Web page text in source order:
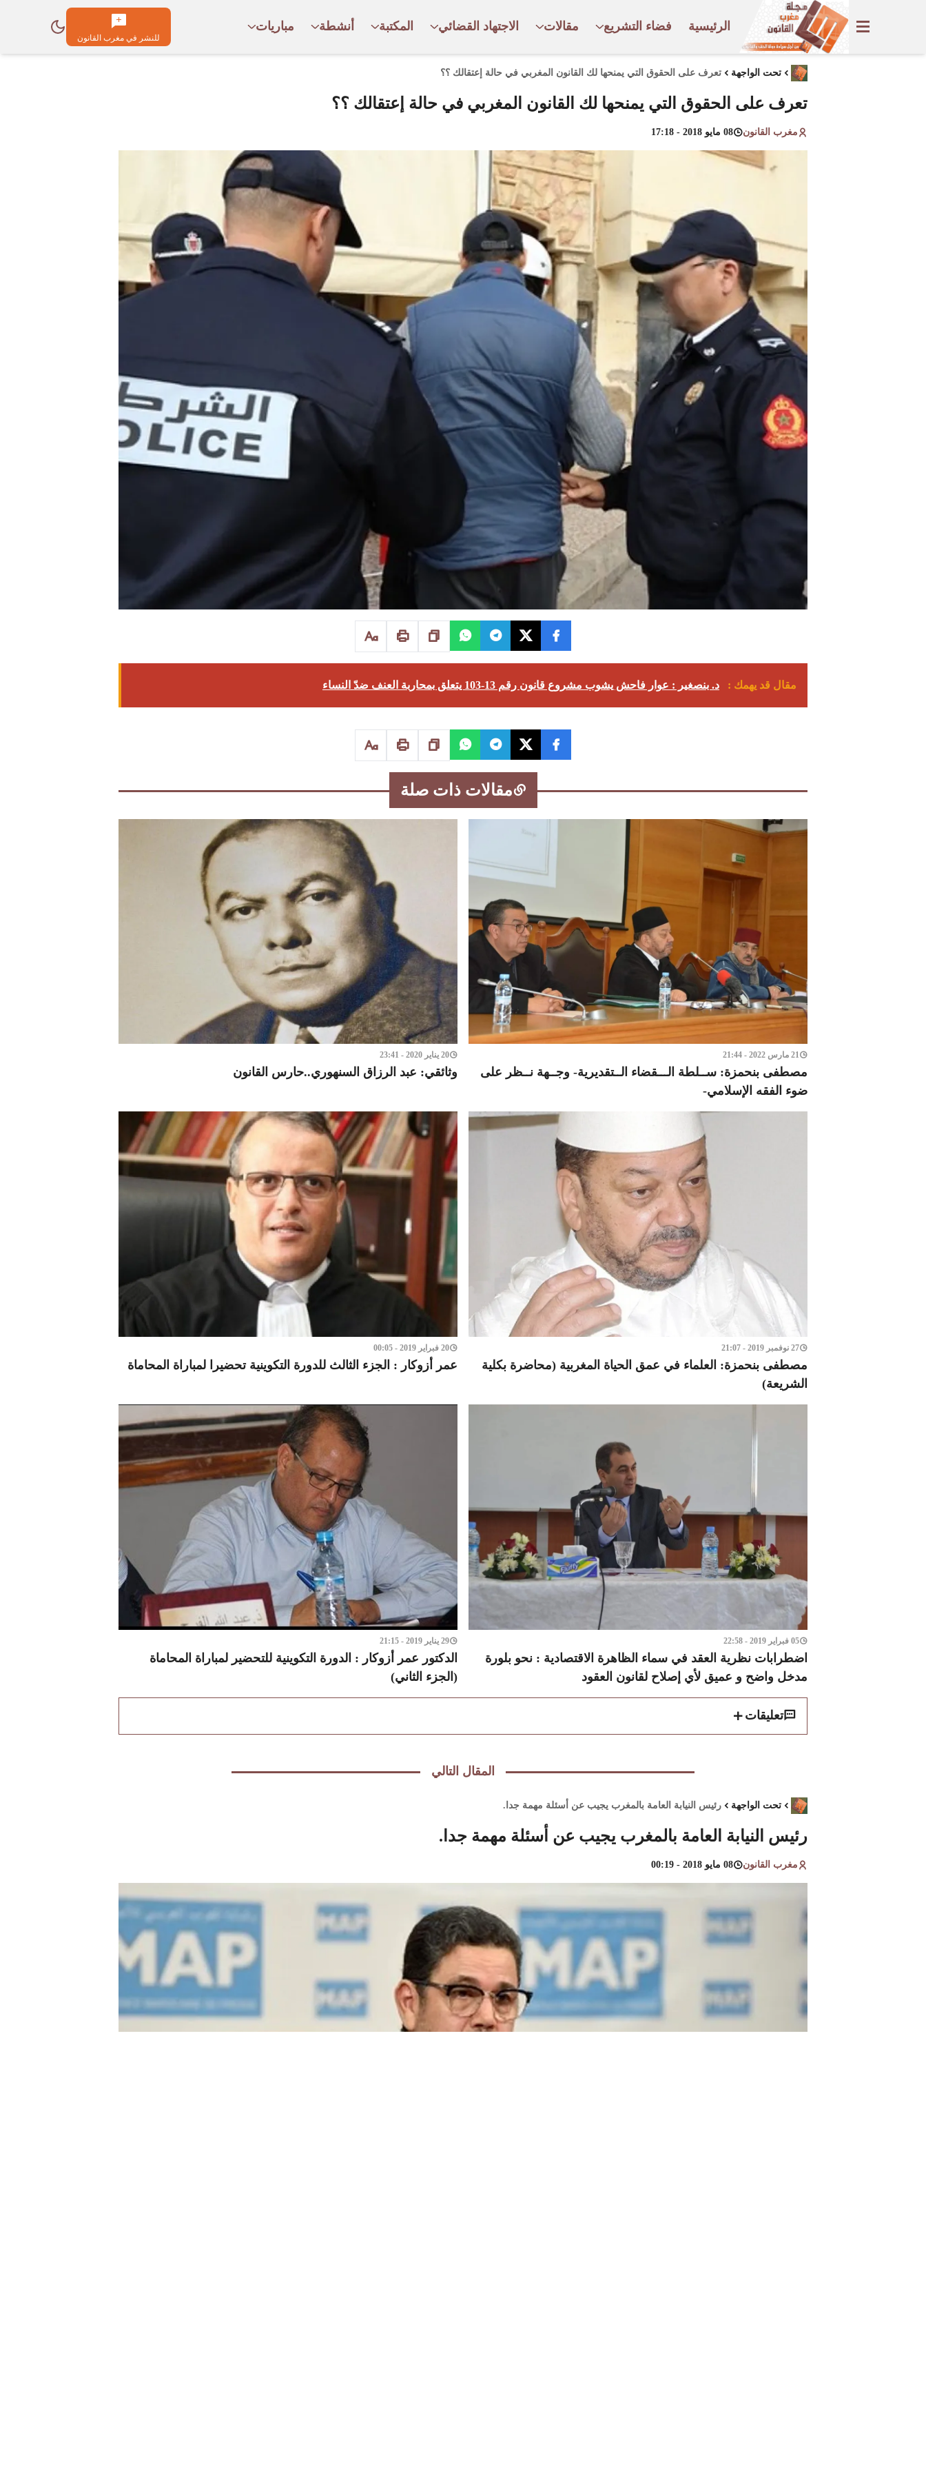
الرئيسية فضاء التشريع مقالات الاجتهاد القضائي المكتبة أنشطة مباريات
للنشر في مغرب القانون
تحت الواجهة تعرف على الحقوق التي يمنحها لك القانون المغربي في حالة إعتقالك ؟؟
تعرف على الحقوق التي يمنحها لك القانون المغربي في حالة إعتقالك ؟؟
مغرب القانون 08 مايو 2018 - 17:18
مقال قد يهمك : د. بنصغير : عوار فاحش يشوب مشروع قانون رقم 13-103 يتعلق بمحاربة العنف ضدّ النساء
مقالات ذات صلة
21 مارس 2022 - 21:44
مصطفى بنحمزة: ســلطة الـــقضاء الــتقديرية- وجــهة نــظر على
ضوء الفقه الإسلامي-
20 يناير 2020 - 23:41
وثائقي: عبد الرزاق السنهوري..حارس القانون
27 نوفمبر 2019 - 21:07
مصطفى بنحمزة: العلماء في عمق الحياة المغربية (محاضرة بكلية
الشريعة)
20 فبراير 2019 - 00:05
عمر أزوكار : الجزء الثالث للدورة التكوينية تحضيرا لمباراة المحاماة
05 فبراير 2019 - 22:58
اضطرابات نظرية العقد في سماء الظاهرة الاقتصادية : نحو بلورة
مدخل واضح و عميق لأي إصلاح لقانون العقود
29 يناير 2019 - 21:15
الدكتور عمر أزوكار : الدورة التكوينية للتحضير لمباراة المحاماة
(الجزء الثاني)
تعليقات
المقال التالي
تحت الواجهة رئيس النيابة العامة بالمغرب يجيب عن أسئلة مهمة جدا.
رئيس النيابة العامة بالمغرب يجيب عن أسئلة مهمة جدا.
مغرب القانون 08 مايو 2018 - 00:19